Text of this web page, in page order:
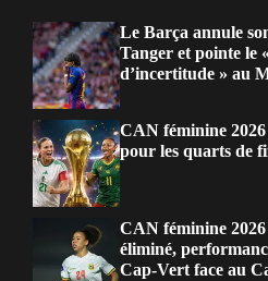
Le Barça annule
Tanger et pointe le
d’incertitude » au
CAN féminine
pour les quarts de
CAN féminine
éliminé,
Cap-Vert face au